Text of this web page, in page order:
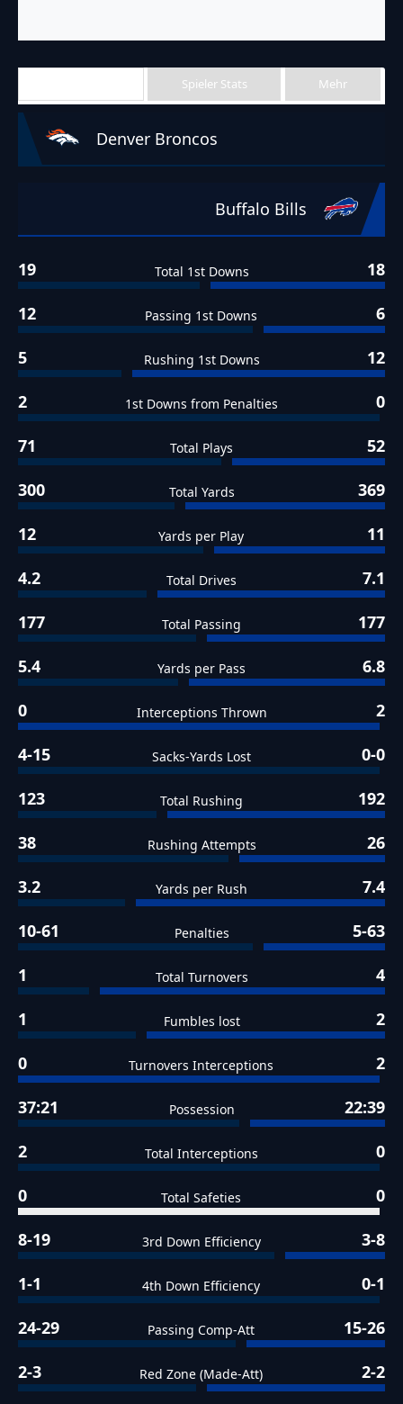
Spieler Stats Mehr
Denver Broncos
Buffalo Bills
19 Total 1st Downs 18
12 Passing 1st Downs 6
5 Rushing 1st Downs 12
2 1st Downs from Penalties 0
71 Total Plays 52
300 Total Yards 369
12 Yards per Play 11
4.2 Total Drives 7.1
177 Total Passing 177
5.4 Yards per Pass 6.8
0 Interceptions Thrown 2
4-15 Sacks-Yards Lost 0-0
123 Total Rushing 192
38 Rushing Attempts 26
3.2 Yards per Rush 7.4
10-61 Penalties 5-63
1 Total Turnovers 4
1 Fumbles lost 2
0 Turnovers Interceptions 2
37:21 Possession 22:39
2 Total Interceptions 0
0 Total Safeties 0
8-19 3rd Down Efficiency 3-8
1-1 4th Down Efficiency 0-1
24-29 Passing Comp-Att 15-26
2-3 Red Zone (Made-Att) 2-2